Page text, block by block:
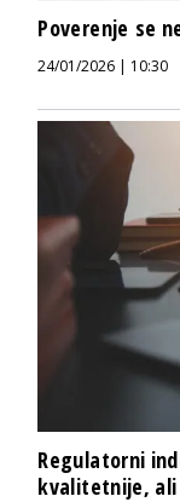
Poverenje se
24/01/2026 | 10:30
Regulatorni
kvalitetnije, ali